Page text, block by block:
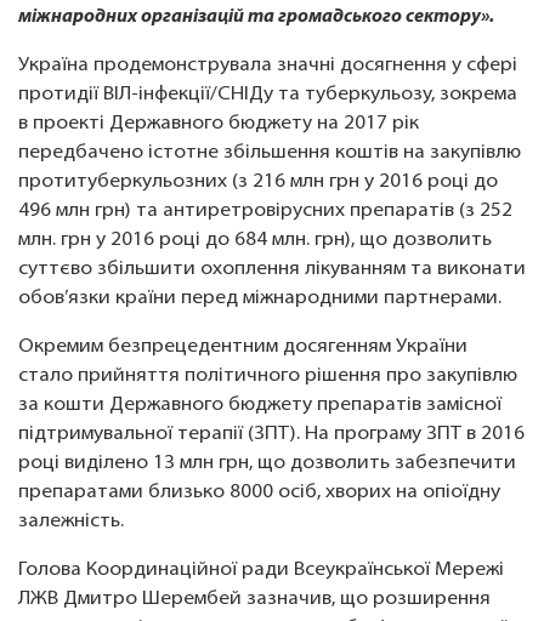
міжнародних організацій та громадського сектору».
Україна продемонструвала значні досягнення у сфері
протидії ВІЛ-інфекції/СНІДу та туберкульозу, зокрема
в проекті Державного бюджету на 2017 рік
передбачено істотне збільшення коштів на закупівлю
протитуберкульозних (з 216 млн грн у 2016 році до
496 млн грн) та антиретровірусних препаратів (з 252
млн. грн у 2016 році до 684 млн. грн), що дозволить
суттєво збільшити охоплення лікуванням та виконати
обов’язки країни перед міжнародними партнерами.
Окремим безпрецедентним досягенням України
стало прийняття політичного рішення про закупівлю
за кошти Державного бюджету препаратів замісної
підтримувальної терапії (ЗПТ). На програму ЗПТ в 2016
році виділено 13 млн грн, що дозволить забезпечити
препаратами близько 8000 осіб, хворих на опіоїдну
залежність.
Голова Координаційної ради Всеукраїнської Мережі
ЛЖВ Дмитро Шерембей зазначив, що розширення